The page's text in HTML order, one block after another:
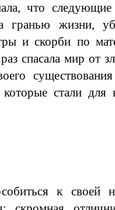
что следующие
гранью жизни,
и скорби по
спасала мир от
стали для
к